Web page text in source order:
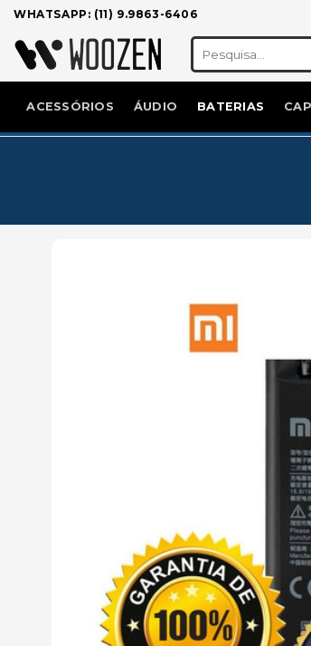
Skip
content
WHATSAPP: (11) 9.9863-6406
Pesquisar
por:
ACESSÓRIOS ÁUDIO BATERIAS